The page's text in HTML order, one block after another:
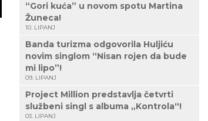
“Gori kuća” u novom spotu Martina
Žuneca!
10. LIPANJ
Banda turizma odgovorila Huljiću
novim singlom “Nisan rojen da bude
mi lipo”!
09. LIPANJ
Project Million predstavlja četvrti
službeni singl s albuma „Kontrola“!
03. LIPANJ